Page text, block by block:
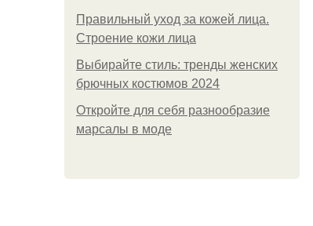
Правильный уход за кожей лица.
Строение кожи лица
Выбирайте стиль: тренды женских
брючных костюмов 2024
Откройте для себя разнообразие
марсалы в моде